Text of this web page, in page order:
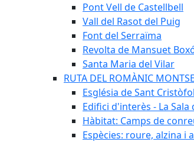
Pont Vell de Castellbell
Vall del Rasot del Puig
Font del Serraïma
Revolta de Mansuet
Santa Maria del Vilar
RUTA DEL ROMÀNIC
Església de Sant
Edifici d'interès - La
Hàbitat: Camps de
Espècies: roure, alzina i